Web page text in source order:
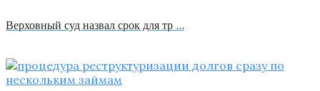
Верховный суд назвал срок для тр …